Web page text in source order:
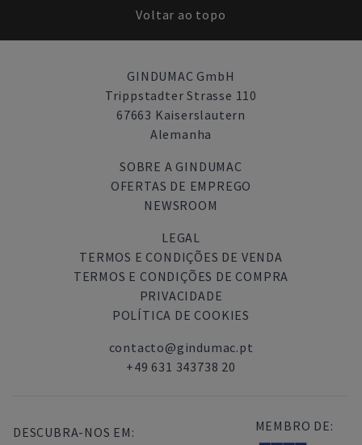
Voltar ao topo
GINDUMAC GmbH
Trippstadter Strasse 110
67663 Kaiserslautern
Alemanha
SOBRE A GINDUMAC
OFERTAS DE EMPREGO
NEWSROOM
LEGAL
TERMOS E CONDIÇÕES DE VENDA
TERMOS E CONDIÇÕES DE COMPRA
PRIVACIDADE
POLÍTICA DE COOKIES
contacto@gindumac.pt
+49 631 343738 20
DESCUBRA-NOS EM: MEMBRO DE: